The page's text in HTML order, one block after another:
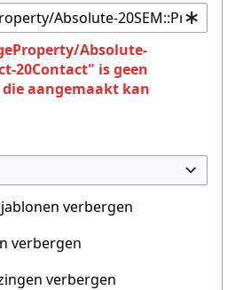
Absolute-
20Contact" is geen
aangemaakt kan
verbergen
verbergen
verbergen